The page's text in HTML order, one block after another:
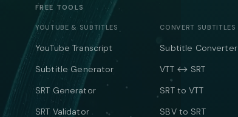
FREE TOOLS
YOUTUBE & SUBTITLES
YouTube Transcript
Subtitle Generator
SRT Generator
SRT Validator
CONVERT SUBTITLES
Subtitle Converter
VTT ↔ SRT
SRT to VTT
SBV to SRT